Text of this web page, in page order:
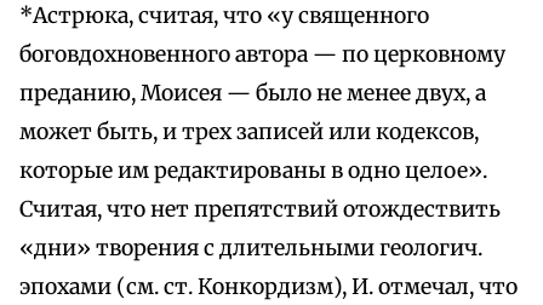
*Астрюка, считая, что «у священного
боговдохновенного автора — по церковному
преданию, Моисея — было не менее двух, а
может быть, и трех записей или кодексов,
которые им редактированы в одно целое».
Считая, что нет препятствий отождествить
«дни» творения с длительными геологич.
эпохами (см. ст. Конкордизм), И. отмечал, что